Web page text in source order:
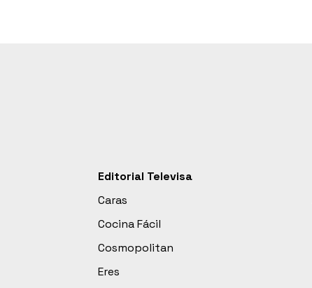
Editorial Televisa
Caras
Cocina Fácil
Cosmopolitan
Eres